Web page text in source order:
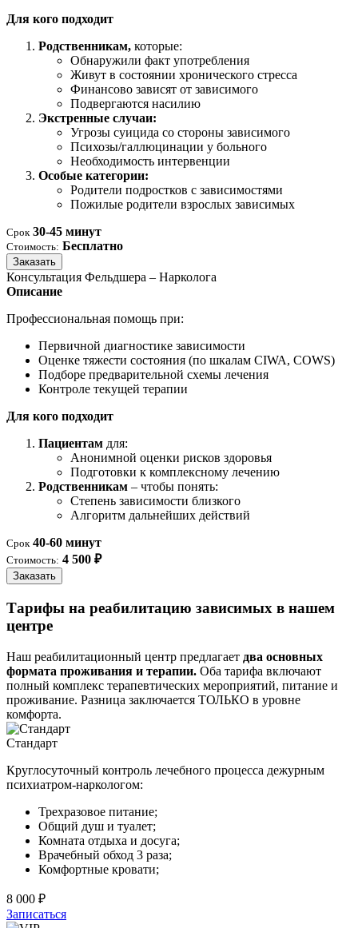
Для кого подходит
Родственникам, которые:
Обнаружили факт употребления
Живут в состоянии хронического стресса
Финансово зависят от зависимого
Подвергаются насилию
Экстренные случаи:
Угрозы суицида со стороны зависимого
Психозы/галлюцинации у больного
Необходимость интервенции
Особые категории:
Родители подростков с зависимостями
Пожилые родители взрослых зависимых
Срок 30-45 минут
Стоимость: Бесплатно
Заказать
Консультация Фельдшера – Нарколога
Описание
Профессиональная помощь при:
Первичной диагностике зависимости
Оценке тяжести состояния (по шкалам CIWA, COWS)
Подборе предварительной схемы лечения
Контроле текущей терапии
Для кого подходит
Пациентам для:
Анонимной оценки рисков здоровья
Подготовки к комплексному лечению
Родственникам – чтобы понять:
Степень зависимости близкого
Алгоритм дальнейших действий
Срок 40-60 минут
Стоимость: 4 500 ₽
Заказать
Тарифы на реабилитацию зависимых в нашем
центре
Наш реабилитационный центр предлагает два основных
формата проживания и терапии. Оба тарифа включают
полный комплекс терапевтических мероприятий, питание и
проживание. Разница заключается ТОЛЬКО в уровне
комфорта.
Стандарт
Круглосуточный контроль лечебного процесса дежурным
психиатром-наркологом:
Трехразовое питание;
Общий душ и туалет;
Комната отдыха и досуга;
Врачебный обход 3 раза;
Комфортные кровати;
8 000 ₽
Записаться